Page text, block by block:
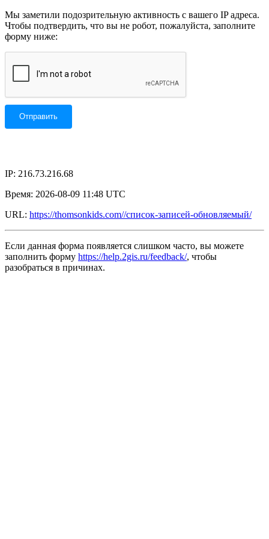
Мы заметили подозрительную активность с вашего IP адреса.
Чтобы подтвердить, что вы не робот, пожалуйста, заполните
форму ниже:
IP: 216.73.216.68
Время: 2026-08-09 11:48 UTC
URL: https://thomsonkids.com//список-записей-обновляемый/
Если данная форма появляется слишком часто, вы можете
заполнить форму https://help.2gis.ru/feedback/, чтобы
разобраться в причинах.